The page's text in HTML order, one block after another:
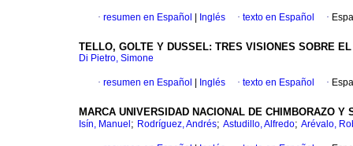
· resumen en Español Inglés · texto en Español ·
TELLO, GOLTE Y DUSSEL: TRES VISIONES SOBRE
Di Pietro, Simone
· resumen en Español Inglés · texto en Español ·
MARCA UNIVERSIDAD NACIONAL DE CHIMBORAZO
Isín, Manuel ; Rodríguez, Andrés; Astudillo, Alfredo; Arévalo,